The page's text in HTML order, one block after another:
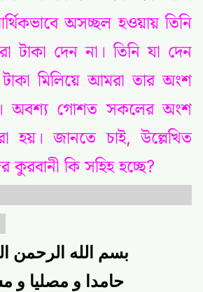
অসচ্ছল হওয়ায় তিনি
টাকা দেন না। তিনি যা দেন
টাকা মিলিয়ে আমরা তার অংশ
অবশ্য গোশত সকলের অংশ
হয়। জানতে চাই, উল্লেখিত
কুরবানী কি সহিহ হচ্ছে?
بسم الله الرحمن
حامدا و مصليا و